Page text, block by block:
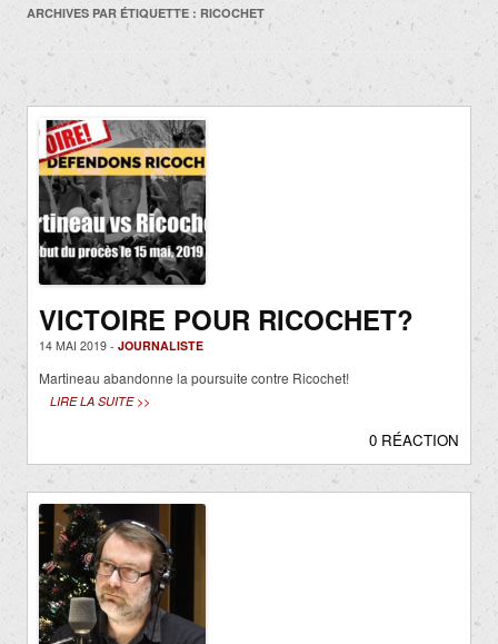
ARCHIVES PAR ÉTIQUETTE : RICOCHET
VICTOIRE POUR RICOCHET?
14 MAI 2019 - JOURNALISTE
Martineau abandonne la poursuite contre Ricochet!
LIRE LA SUITE >>
0 RÉACTION